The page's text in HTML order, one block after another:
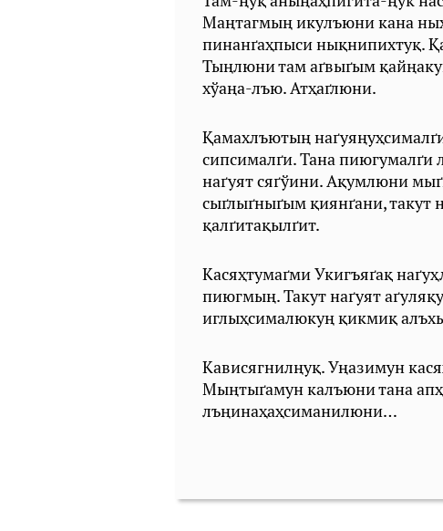
Маңтагмың икулъюни кана
пинанґаҳпыси нықнипихтуқ.
Тыңлюни там аґвыґым
хўаңа-лъю. Атҳаґлюни.
Қамахлъютың
сипсималґи. Тана
наґуят сяґўини. Ақумлюни
сыґлыґныґым қиянґани, такут
қалґитақылґит.
Касяҳтумаґми Укигъяґақ
пиюгмың. Такут наґуят
иглыҳсималюкуң қикмиқ
Кависягнилңуқ. Уңазимун
Мыңтыґамун калъюни тана
лъңинаҳаҳсиманилюни…